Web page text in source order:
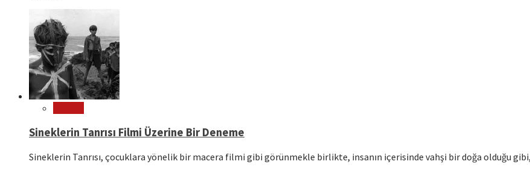
Sineklerin Tanrısı Filmi Üzerine Bir Deneme
Sineklerin Tanrısı, çocuklara yönelik bir macera filmi gibi görünmekle birlikte, insanın içerisinde vahşi bir doğa olduğu